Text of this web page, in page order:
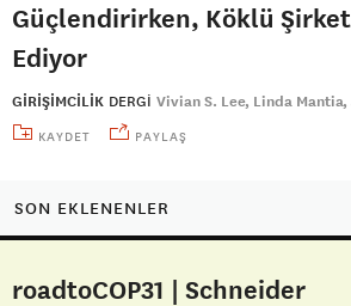
Güçlendirirken, Köklü
Ediyor
GİRİŞİMCİLİK DERGI Vivian S. Lee Linda Mantia
KAYDET PAYLAŞ
SON EKLENENLER
roadtoCOP31 | Schneider